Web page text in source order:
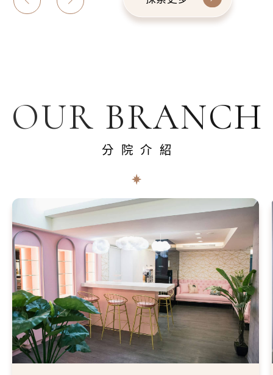
OUR BRANCH
分院介紹